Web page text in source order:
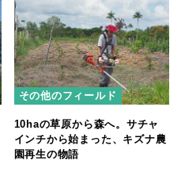
その他のフィールド
10haの草原から森へ。サチャ
インチから始まった、キズナ農
園再生の物語